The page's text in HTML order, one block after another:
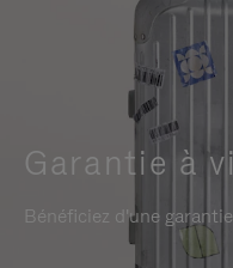
Garantie à
Bénéficiez d'une